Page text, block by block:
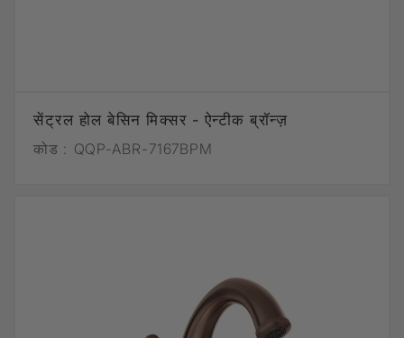
सेंट्रल होल बेसिन मिक्सर - ऐन्टीक ब्रॉन्ज़
कोड : QQP-ABR-7167BPM